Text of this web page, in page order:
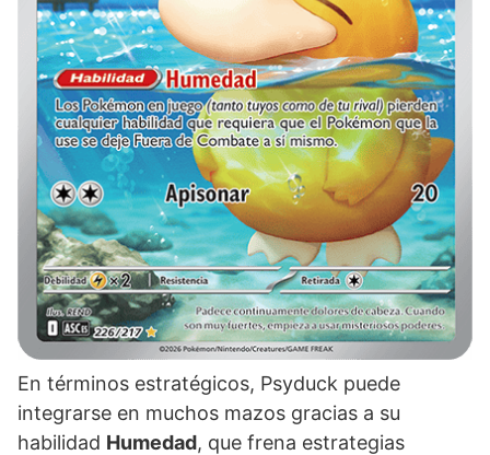
En términos estratégicos, Psyduck puede
integrarse en muchos mazos gracias a su
habilidad Humedad, que frena estrategias